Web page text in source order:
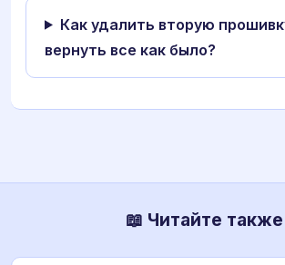
Как удалить вторую
вернуть все как было?
📖 Читайте также